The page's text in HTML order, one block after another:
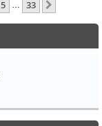
5 33